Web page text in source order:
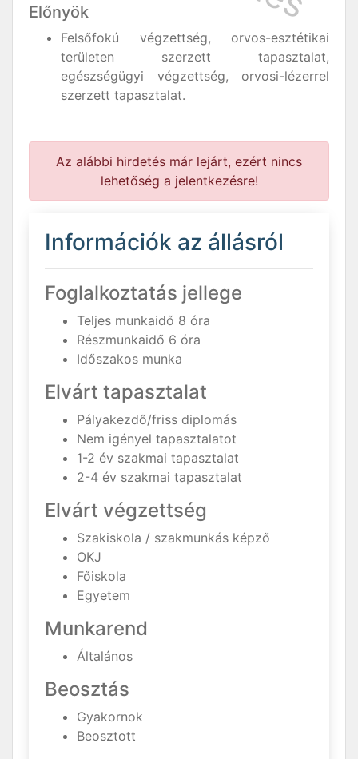
Előnyök
Felsőfokú végzettség, orvos-esztétikai
területen szerzett tapasztalat,
egészségügyi végzettség, orvosi-lézerrel
szerzett tapasztalat.
Az alábbi hirdetés már lejárt, ezért nincs
lehetőség a jelentkezésre!
Információk az állásról
Foglalkoztatás jellege
Teljes munkaidő 8 óra
Részmunkaidő 6 óra
Időszakos munka
Elvárt tapasztalat
Pályakezdő/friss diplomás
Nem igényel tapasztalatot
1-2 év szakmai tapasztalat
2-4 év szakmai tapasztalat
Elvárt végzettség
Szakiskola / szakmunkás képző
OKJ
Főiskola
Egyetem
Munkarend
Általános
Beosztás
Gyakornok
Beosztott